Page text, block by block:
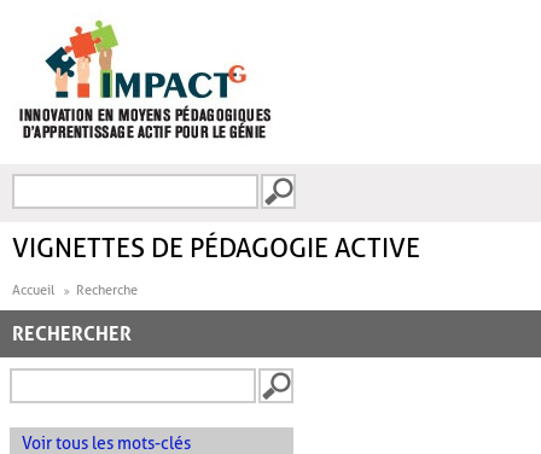
FORMULAIRE DE
VIGNETTES DE PÉDAGOGIE ACTIVE
Accueil Recherche
RECHERCHER
Voir tous les mots-clés